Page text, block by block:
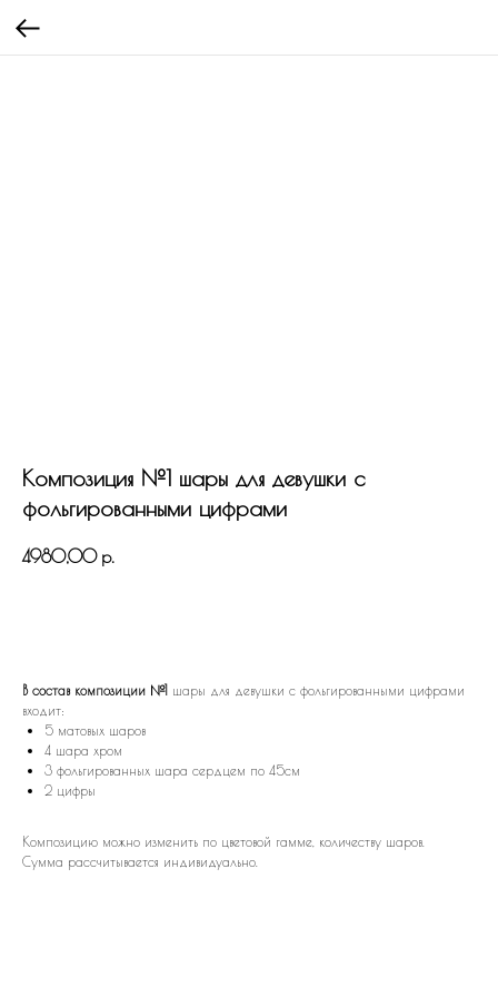
Композиция №1 шары для девушки с
фольгированными цифрами
4980,00 р.
В состав композиции №1 шары для девушки с фольгированными цифрами
входит:
5 матовых шаров
4 шара хром
3 фольгированных шара сердцем по 45см
2 цифры
Композицию можно изменить по цветовой гамме, количеству шаров.
Сумма рассчитывается индивидуально.